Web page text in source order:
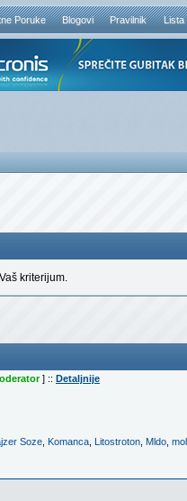
Poruke Blogovi Pravilnik Lista
kriterijum.
] :: Detaljnije
Soze Komanca Litostroton Mldo